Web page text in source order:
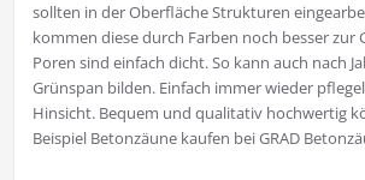
sollten in der Oberfläche Strukturen
kommen diese durch Farben noch besser zur
Poren sind einfach dicht. So kann auch nach
Grünspan bilden. Einfach immer wieder
Hinsicht. Bequem und qualitativ hochwertig
Beispiel Betonzäune kaufen bei GRAD